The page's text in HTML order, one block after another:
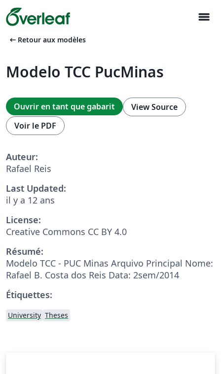
menu
arrow_left_alt Retour aux modèles
Modelo TCC PucMinas
Ouvrir en tant que gabarit
View Source
Voir le PDF
Auteur:
Rafael Reis
Last Updated:
il y a 12 ans
License:
Creative Commons CC BY 4.0
Résumé:
Modelo TCC - PUC Minas Arquivo Principal Nome:
Rafael B. Costa dos Reis Data: 2sem/2014
Étiquettes:
University Theses